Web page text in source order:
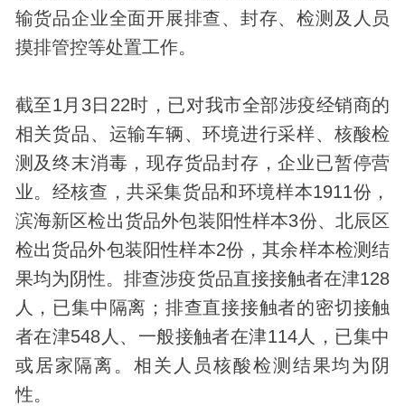
输货品企业全面开展排查、封存、检测及人员
摸排管控等处置工作。
截至1月3日22时，已对我市全部涉疫经销商的
相关货品、运输车辆、环境进行采样、核酸检
测及终末消毒，现存货品封存，企业已暂停营
业。经核查，共采集货品和环境样本1911份，
滨海新区检出货品外包装阳性样本3份、北辰区
检出货品外包装阳性样本2份，其余样本检测结
果均为阴性。排查涉疫货品直接接触者在津128
人，已集中隔离；排查直接接触者的密切接触
者在津548人、一般接触者在津114人，已集中
或居家隔离。相关人员核酸检测结果均为阴
性。